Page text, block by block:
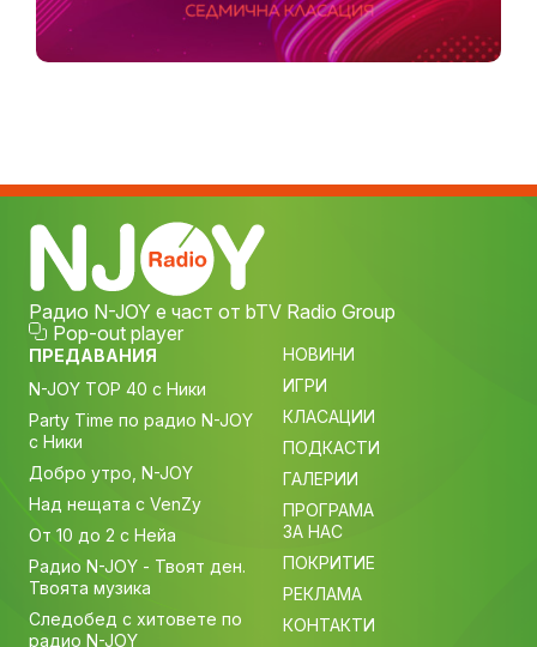
Радио N-JOY е част от bTV Radio Group
Pop-out player
ПРЕДАВАНИЯ
N-JOY TOP 40 с Ники
Party Time по радио N-JOY
с Ники
Добро утро, N-JOY
Над нещата с VenZy
От 10 до 2 с Нейа
Радио N-JOY - Твоят ден.
Твоята музика
Следобед с хитовете по
радио N-JOY
НОВИНИ
ИГРИ
КЛАСАЦИИ
ПОДКАСТИ
ГАЛЕРИИ
ПРОГРАМА
ЗА НАС
ПОКРИТИЕ
РЕКЛАМА
КОНТАКТИ